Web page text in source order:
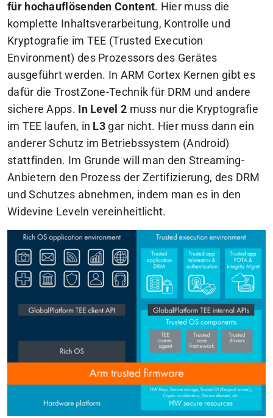
für hochauflösenden Content. Hier muss die
komplette Inhaltsverarbeitung, Kontrolle und
Kryptografie im TEE (Trusted Execution
Environment) des Prozessors des Gerätes
ausgeführt werden. In ARM Cortex Kernen gibt es
dafür die TrostZone-Technik für DRM und andere
sichere Apps. In Level 2 muss nur die Kryptografie
im TEE laufen, in L3 gar nicht. Hier muss dann ein
anderer Schutz im Betriebssystem (Android)
stattfinden. Im Grunde will man den Streaming-
Anbietern den Prozess der Zertifizierung, des DRM
und Schutzes abnehmen, indem man es in den
Widevine Leveln vereinheitlicht.